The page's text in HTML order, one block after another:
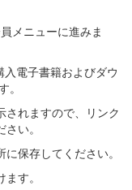
メニューに進みま
電子書籍およびダウ
。
されますので、リンク
い。
保存してください。
す。